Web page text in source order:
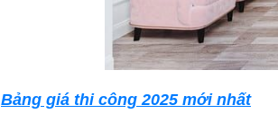
Bảng giá thi công 2025 mới nhất